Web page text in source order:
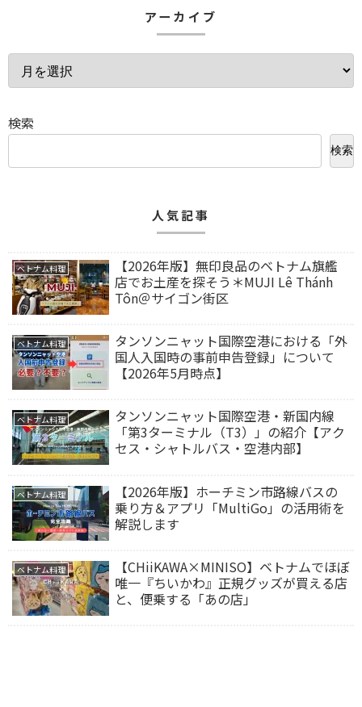
アーカイブ
検索
検索
人気記事
ベトナム料理
【2026年版】無印良品のベトナム旗艦
店でお土産を探そう＊MUJI Lê Thánh
Tôn＠サイゴン街区
ベトナム料理
タンソンニャット国際空港における「外
国人入国時の事前申告登録」について
【2026年5月時点】
ベトナム料理
タンソンニャット国際空港・新国内線
「第3ターミナル（T3）」の紹介【アク
セス・シャトルバス・空港内部】
ベトナム料理
【2026年版】ホーチミン市路線バスの
乗り方＆アプリ「MultiGo」の活用術を
解説します
ベトナム料理
【CHiiKAWA×MINISO】ベトナムでほぼ
唯一『ちいかわ』正規グッズが買える店
と、便乗する「あの店」